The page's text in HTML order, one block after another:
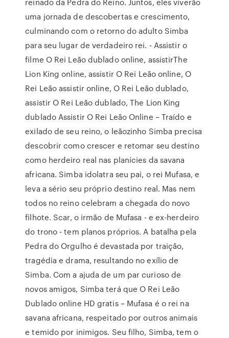
uma jornada de descobertas e crescimento,
culminando com o retorno do adulto Simba
para seu lugar de verdadeiro rei. - Assistir o
filme O Rei Leão dublado online, assistirThe
Lion King online, assistir O Rei Leão online, O
Rei Leão assistir online, O Rei Leão dublado,
assistir O Rei Leão dublado, The Lion King
dublado Assistir O Rei Leão Online – Traído e
exilado de seu reino, o leãozinho Simba precisa
descobrir como crescer e retomar seu destino
como herdeiro real nas planícies da savana
africana. Simba idolatra seu pai, o rei Mufasa, e
leva a sério seu próprio destino real. Mas nem
todos no reino celebram a chegada do novo
filhote. Scar, o irmão de Mufasa - e ex-herdeiro
do trono - tem planos próprios. A batalha pela
Pedra do Orgulho é devastada por traição,
tragédia e drama, resultando no exílio de
Simba. Com a ajuda de um par curioso de
novos amigos, Simba terá que O Rei Leão
Dublado online HD gratis – Mufasa é o rei na
savana africana, respeitado por outros animais
e temido por inimigos. Seu filho, Simba, tem o